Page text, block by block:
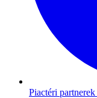
Piactéri partnerek